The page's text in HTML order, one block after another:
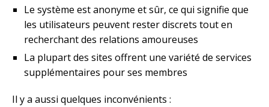
Le système est anonyme et sûr, ce qui signifie que
les utilisateurs peuvent rester discrets tout en
recherchant des relations amoureuses
La plupart des sites offrent une variété de services
supplémentaires pour ses membres
Il y a aussi quelques inconvénients :